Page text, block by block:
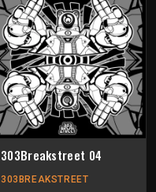
303Breakstreet 04
303BREAKSTREET